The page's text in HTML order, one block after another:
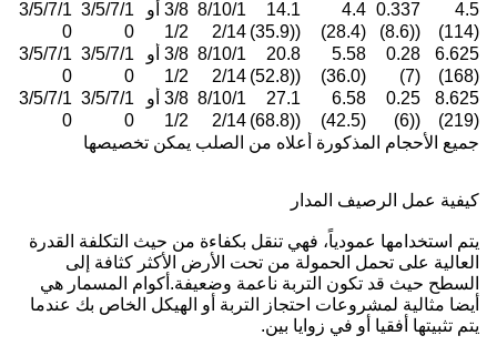
4.5
(114)
0.337
((8.6)
4.4
(28.4)
14.1
((35.9)
8/10/1
2/14
3/8 أو
1/2
3/5/7/1
0
3/5/7/1
0
6.625
(168)
0.28
(7)
5.58
(36.0)
20.8
((52.8)
8/10/1
2/14
3/8 أو
1/2
3/5/7/1
0
3/5/7/1
0
8.625
(219)
0.25
((6)
6.58
(42.5)
27.1
((68.8)
8/10/1
2/14
3/8 أو
1/2
3/5/7/1
0
3/5/7/1
0
جميع الأحجام المذكورة أعلاه من الصلب يمكن تخصيصها
كيفية عمل الرصيف المدار
يتم استخدامها عمودياً، فهي تنقل بكفاءة من حيث التكلفة القدرة
العالية على تحمل الحمولة من تحت الأرض الأكثر كثافة إلى
السطح حيث قد تكون التربة ناعمة وضعيفة.أكوام المسمار هي
أيضا مثالية لمشروعات احتجاز التربة أو الهيكل الخاص بك عندما
يتم تثبيتها أفقيا أو في زوايا بين.